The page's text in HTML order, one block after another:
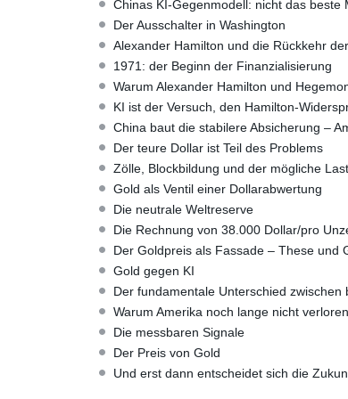
Chinas KI-Gegenmodell: nicht das
Der Ausschalter in Washington
Alexander Hamilton und die Rückkehr
1971: der Beginn der Finanzialisierung
Warum Alexander Hamilton und
KI ist der Versuch, den Hamilton-
China baut die stabilere Absicherung –
Der teure Dollar ist Teil des Problems
Zölle, Blockbildung und der mögliche
Gold als Ventil einer Dollarabwertung
Die neutrale Weltreserve
Die Rechnung von 38.000 Dollar/pro
Der Goldpreis als Fassade – These und
Gold gegen KI
Der fundamentale Unterschied zwischen
Warum Amerika noch lange nicht
Die messbaren Signale
Der Preis von Gold
Und erst dann entscheidet sich die